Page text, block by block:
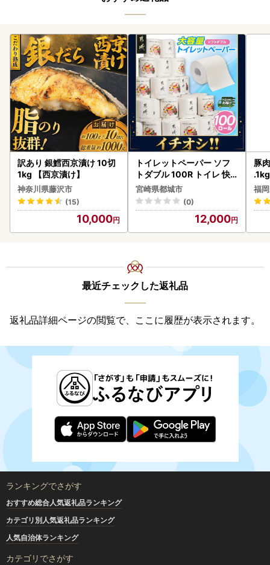
訳あり 銀鱈西京漬け 10切
1kg 【西京漬け】
神奈川県藤沢市
(15)
10,000
トイレットペーパー ソフ
トダブル 100R トイレ 快
速〔12-I5-TP100-R〕
宮崎県都城市
(0)
12,000
豚
福
最近チェックした返礼品
返礼品詳細ページの閲覧で、ここに履歴が表示されます。
ランキングでさがす
おすすめ総合人気返礼品ランキング
カテゴリ別人気返礼品ランキング
人気自治体ランキング
カテゴリでさがす